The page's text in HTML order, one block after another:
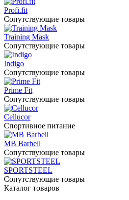
Profi.fit
Сопутствующие товары
Training Mask
Сопутствующие товары
Indigo
Сопутствующие товары
Prime Fit
Сопутствующие товары
Cellucor
Спортивное питание
MB Barbell
Сопутствующие товары
SPORTSTEEL
Сопутствующие товары
Каталог товаров